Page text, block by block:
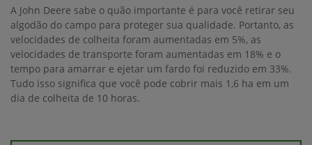
A John Deere sabe o quão importante é para você retirar seu
algodão do campo para proteger sua qualidade. Portanto, as
velocidades de colheita foram aumentadas em 5%, as
velocidades de transporte foram aumentadas em 18% e o
tempo para amarrar e ejetar um fardo foi reduzido em 33%.
Tudo isso significa que você pode cobrir mais 1,6 ha em um
dia de colheita de 10 horas.